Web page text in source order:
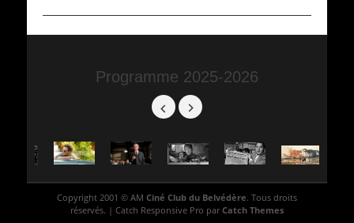
Programme 2025-2026
Copyright 2001 © AM Ciné Club du Belvédère. Tous droits
réservés. | Catch Responsive Pro par Catch Themes